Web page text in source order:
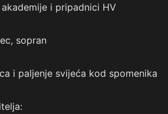
i pripadnici HV
sopran
i paljenje svijeća kod spomenika